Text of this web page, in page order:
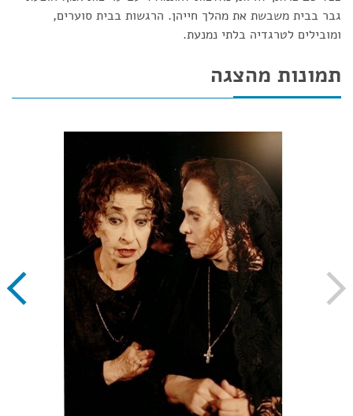
גבר בבית משבשת את מהלך חייהן. הרגשות בבית סוערים,
ומובילים לטרגדיה בלתי נמנעת.
תמונות מהצגה